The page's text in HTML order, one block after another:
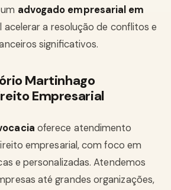
advogado empresarial em
acelerar a resolução de conflitos e
significativos.
Martinhago
Empresarial
oferece atendimento
empresarial, com foco em
e personalizadas. Atendemos
até grandes organizações,